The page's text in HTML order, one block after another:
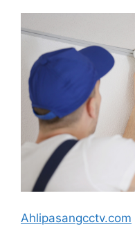
Ahlipasangcctv.com